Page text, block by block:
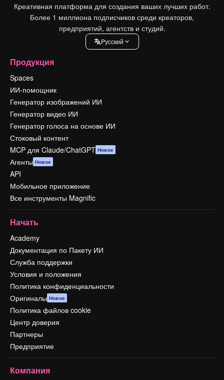
Креативная платформа для создания ваших лучших работ.
Более 1 миллиона подписчиков среди креаторов,
предприятий, агентств и студий.
Pусский
Продукция
Spaces
ИИ-помощник
Генератор изображений ИИ
Генератор видео ИИ
Генератор голоса на основе ИИ
Стоковый контент
MCP для Claude/ChatGPT Новое
Агенты Новое
API
Мобильное приложение
Все инструменты Magnific
Начать
Academy
Документация по Пакету ИИ
Служба поддержки
Условия и положения
Политика конфиденциальности
Оригиналы Новое
Политика файлов cookie
Центр доверия
Партнеры
Предприятие
Компания